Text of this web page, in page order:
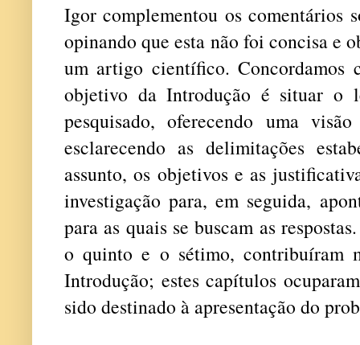
Igor complementou os comentários
opinando que esta não foi concisa e
um artigo científico. Concordamos
objetivo da Introdução é situar o
pesquisado, oferecendo uma
esclarecendo as delimitações
assunto, os objetivos e as
investigação para, em seguida,
para as quais se buscam as
o quinto e o sétimo, contribuíram
Introdução; estes capítulos
sido destinado à apresentação do